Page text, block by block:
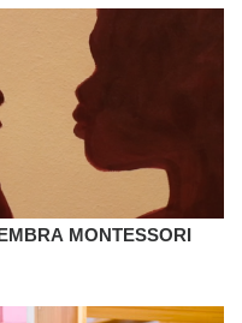
MONTESSORI